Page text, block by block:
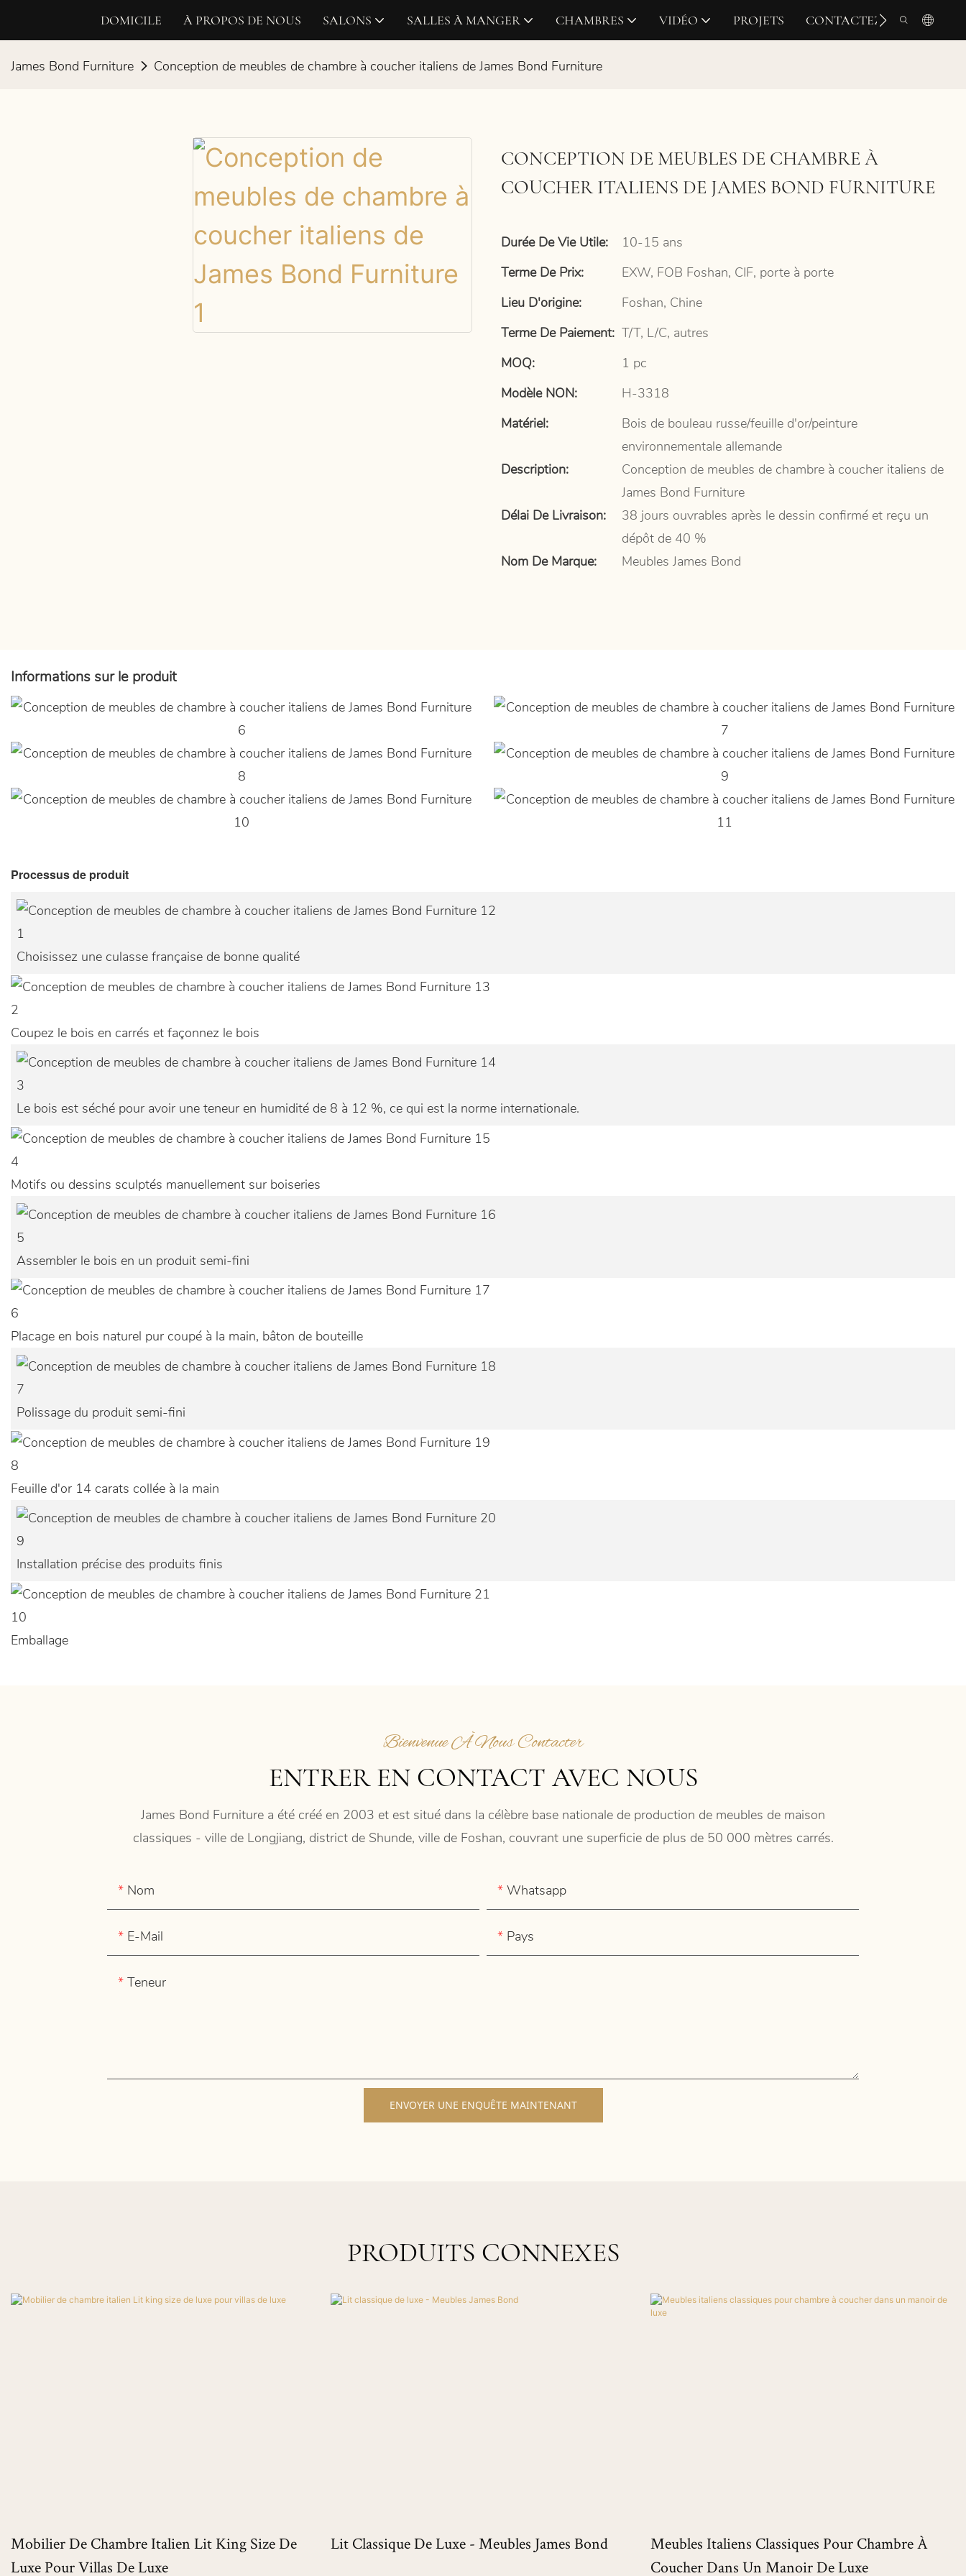
DOMICILE À PROPOS DE NOUS SALONS SALLES À MANGER CHAMBRES VIDÉO PROJETS CONTACTEZ-NOUS
James Bond Furniture Conception de meubles de chambre à coucher italiens de James Bond Furniture
CONCEPTION DE MEUBLES DE CHAMBRE À
COUCHER ITALIENS DE JAMES BOND FURNITURE
Durée De Vie Utile:
10-15 ans
Terme De Prix:
EXW, FOB Foshan, CIF, porte à porte
Lieu D'origine:
Foshan, Chine
Terme De Paiement: T/T, L/C, autres
MOQ:
1 pc
Modèle NON:
H-3318
Matériel:
Bois de bouleau russe/feuille d'or/peinture
environnementale allemande
Description:
Conception de meubles de chambre à coucher italiens de
James Bond Furniture
Délai De Livraison:
38 jours ouvrables après le dessin confirmé et reçu un
dépôt de 40 %
Nom De Marque:
Meubles James Bond
Informations sur le produit
Processus de produit
1
Choisissez une culasse française de bonne qualité
2
Coupez le bois en carrés et façonnez le bois
3
Le bois est séché pour avoir une teneur en humidité de 8 à 12 %, ce qui est la norme internationale.
4
Motifs ou dessins sculptés manuellement sur boiseries
5
Assembler le bois en un produit semi-fini
6
Placage en bois naturel pur coupé à la main, bâton de bouteille
7
Polissage du produit semi-fini
8
Feuille d'or 14 carats collée à la main
9
Installation précise des produits finis
10
Emballage
Bienvenue À Nous Contacter
ENTRER EN CONTACT AVEC NOUS
James Bond Furniture a été créé en 2003 et est situé dans la célèbre base nationale de production de meubles de maison
classiques - ville de Longjiang, district de Shunde, ville de Foshan, couvrant une superficie de plus de 50 000 mètres carrés.
Nom Whatsapp
E-Mail Pays
Teneur
ENVOYER UNE ENQUÊTE MAINTENANT
PRODUITS CONNEXES
Mobilier De Chambre Italien Lit King Size De
Luxe Pour Villas De Luxe
Lit Classique De Luxe - Meubles James Bond
Meubles Italiens Classiques Pour Chambre À
Coucher Dans Un Manoir De Luxe